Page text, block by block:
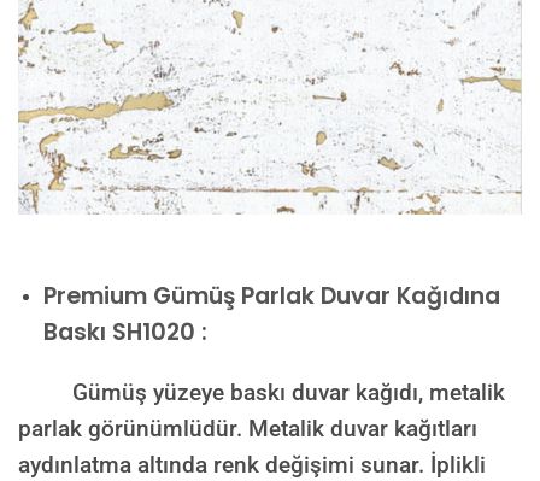
Premium Gümüş Parlak Duvar Kağıdına
Baskı SH1020 :
Gümüş yüzeye baskı duvar kağıdı, metalik
parlak görünümlüdür. Metalik duvar kağıtları
aydınlatma altında renk değişimi sunar. İplikli